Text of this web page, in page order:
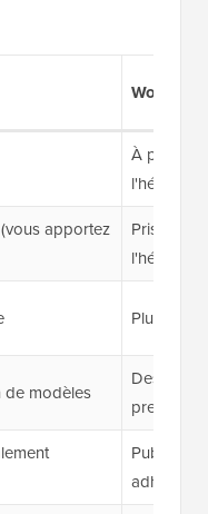
À partir
apportez
Pris en
Plus de
de modèles
Des
premium